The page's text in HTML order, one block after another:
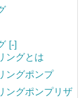
[-]
ングとは
ングポンプ
ングポンプリザ